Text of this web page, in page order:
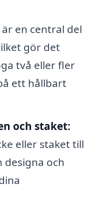
en central del
gör det
två eller fler
ett hållbart
och staket:
eller staket till
designa och